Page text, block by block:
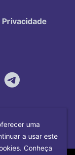
uma
a usar este
Conheça